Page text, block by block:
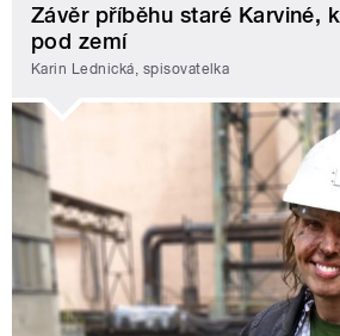
Závěr příběhu staré Karviné,
pod zemí
Karin Lednická, spisovatelka